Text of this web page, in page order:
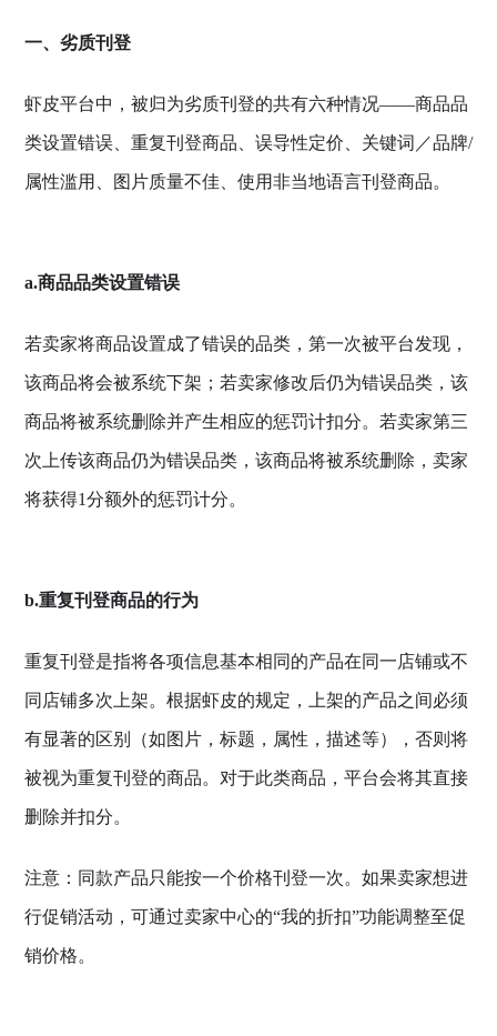
一、劣质刊登
虾皮平台中，被归为劣质刊登的共有六种情况——商品品
类设置错误、重复刊登商品、误导性定价、关键词／品牌/
属性滥用、图片质量不佳、使用非当地语言刊登商品。
a.商品品类设置错误
若卖家将商品设置成了错误的品类，第一次被平台发现，
该商品将会被系统下架；若卖家修改后仍为错误品类，该
商品将被系统删除并产生相应的惩罚计扣分。若卖家第三
次上传该商品仍为错误品类，该商品将被系统删除，卖家
将获得1分额外的惩罚计分。
b.重复刊登商品的行为
重复刊登是指将各项信息基本相同的产品在同一店铺或不
同店铺多次上架。根据虾皮的规定，上架的产品之间必须
有显著的区别（如图片，标题，属性，描述等），否则将
被视为重复刊登的商品。对于此类商品，平台会将其直接
删除并扣分。
注意：同款产品只能按一个价格刊登一次。如果卖家想进
行促销活动，可通过卖家中心的“我的折扣”功能调整至促
销价格。